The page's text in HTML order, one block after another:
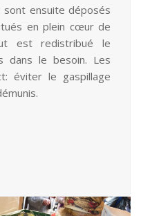
ensuite déposés
en plein cœur de
est redistribué le
dans le besoin. Les
éviter le gaspillage